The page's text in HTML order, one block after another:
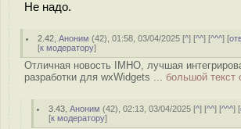
Не надо.
2.42 ,Аноним (42), 01:58, 03/04/2025 [^] [^^] [^^^] [
[к модератору]
Отличная новость IMHO, лучшая
разработки для wxWidgets ... большой текст
3.43 ,Аноним (42), 02:13, 03/04/2025 [^] [^^] [^^^] [
[к модератору]